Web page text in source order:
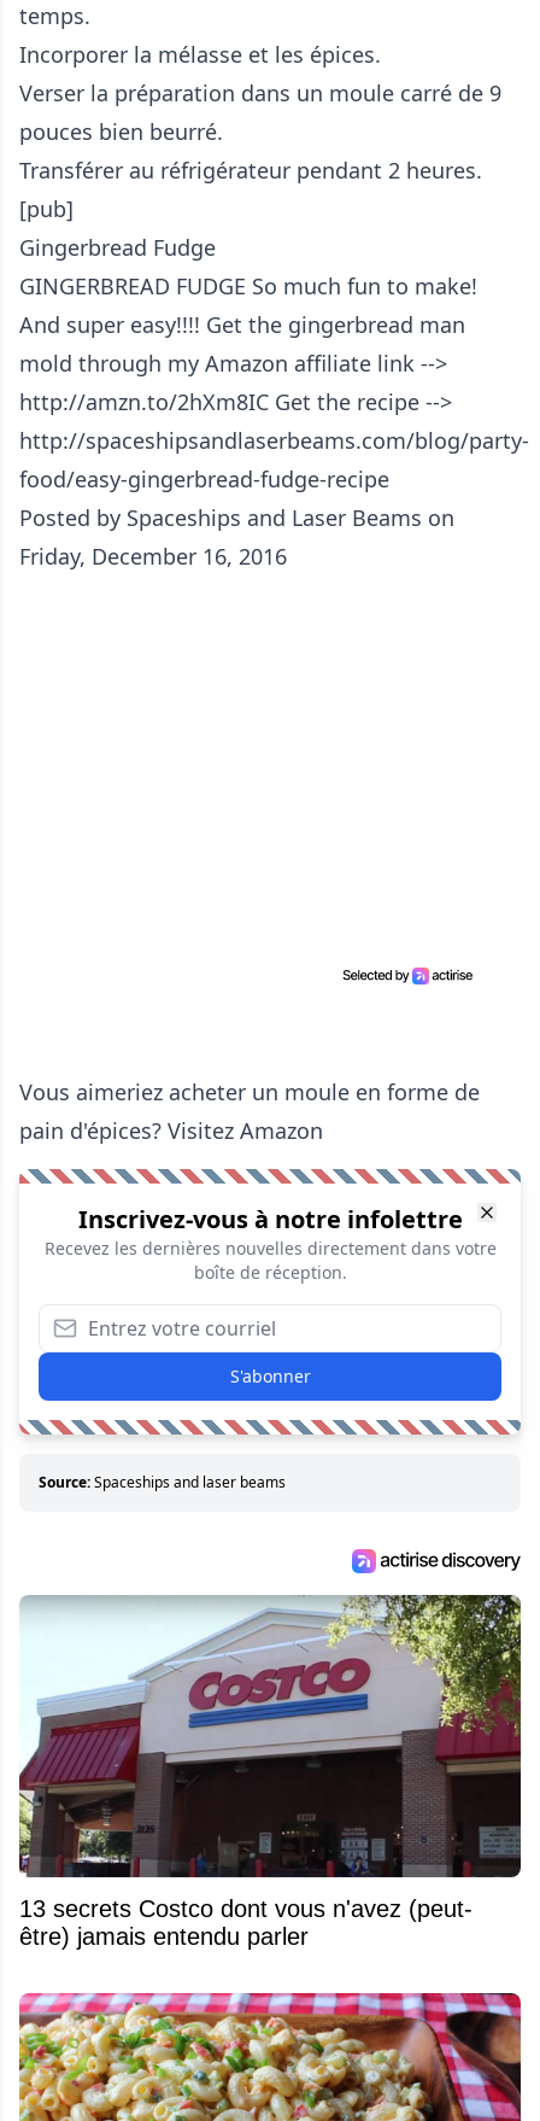
temps.
Incorporer la mélasse et les épices.
Verser la préparation dans un moule carré de 9
pouces bien beurré.
Transférer au réfrigérateur pendant 2 heures.
[pub]
Gingerbread Fudge
GINGERBREAD FUDGE So much fun to make!
And super easy!!!! Get the gingerbread man
mold through my Amazon affiliate link -->
http://amzn.to/2hXm8IC Get the recipe -->
http://spaceshipsandlaserbeams.com/blog/party-
food/easy-gingerbread-fudge-recipe
Posted by Spaceships and Laser Beams on
Friday, December 16, 2016
Vous aimeriez acheter un moule en forme de
pain d'épices? Visitez Amazon
Inscrivez-vous à notre infolettre
Recevez les dernières nouvelles directement dans votre
boîte de réception.
S'abonner
Source:Spaceships and laser beams
13 secrets Costco dont vous n'avez (peut-
être) jamais entendu parler